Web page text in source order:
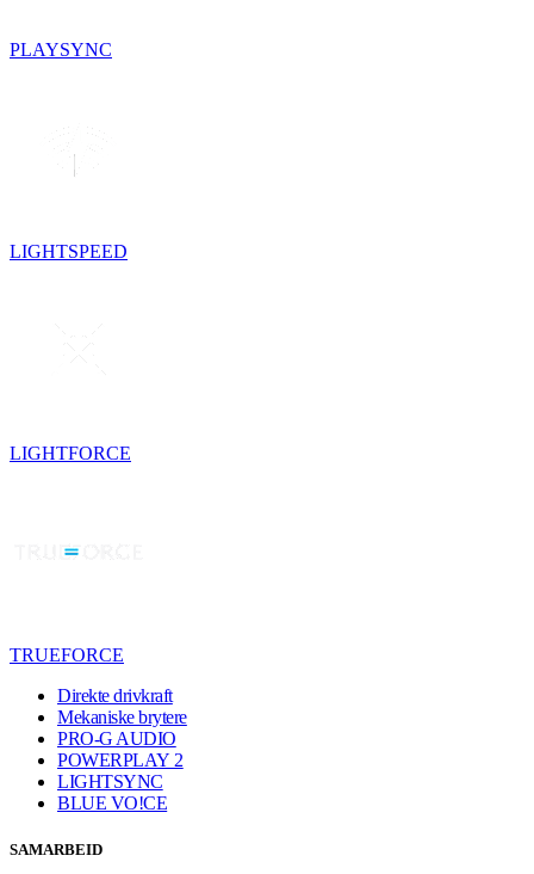
PLAYSYNC
LIGHTSPEED
LIGHTFORCE
TRUEFORCE
Direkte drivkraft
Mekaniske brytere
PRO-G AUDIO
POWERPLAY 2
LIGHTSYNC
BLUE VO!CE
SAMARBEID